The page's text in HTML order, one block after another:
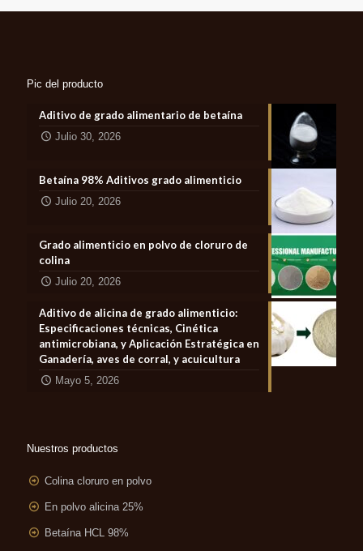
Pic del producto
Aditivo de grado alimentario de betaína
Julio 30, 2026
Betaína 98% Aditivos grado alimenticio
Julio 20, 2026
Grado alimenticio en polvo de cloruro de
colina
Julio 20, 2026
Aditivo de alicina de grado alimenticio:
Especificaciones técnicas, Cinética
antimicrobiana, y Aplicación Estratégica en
Ganadería, aves de corral, y acuicultura
Mayo 5, 2026
Nuestros productos
Colina cloruro en polvo
En polvo alicina 25%
Betaína HCL 98%